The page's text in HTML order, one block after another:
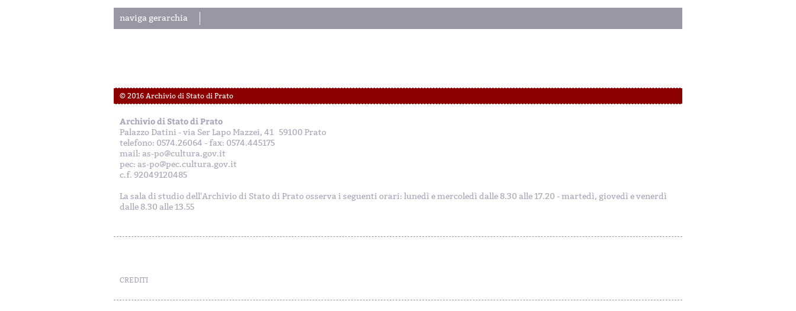
naviga gerarchia
© 2016 Archivio di Stato di Prato
Archivio di Stato di Prato
Palazzo Datini - via Ser Lapo Mazzei, 41 59100 Prato
telefono: 0574.26064 - fax: 0574.445175
mail: as-po@cultura.gov.it
pec: as-po@pec.cultura.gov.it
c.f. 92049120485
La sala di studio dell'Archivio di Stato di Prato osserva i seguenti orari: lunedì e mercoledì dalle 8.30 alle 17.20 - martedì, giovedì e venerdì
dalle 8.30 alle 13.55
CREDITI